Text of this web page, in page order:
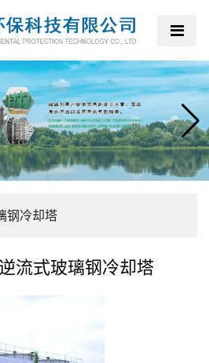
钢冷却塔
流式玻璃钢冷却塔